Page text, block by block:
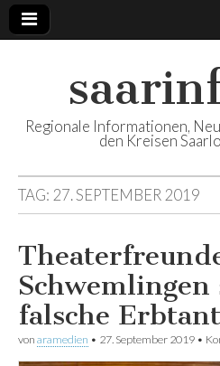
Regionale Informationen,
den Kreisen
TAG: 27. SEPTEMBER 2019
Schwemlingen
falsche
von aramedien • 27. September 2019 •